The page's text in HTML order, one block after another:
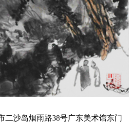
二沙岛烟雨路38号广东美术馆东门